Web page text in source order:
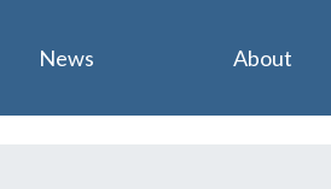
News About